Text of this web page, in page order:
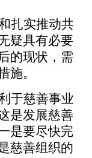
扎实推动共
疑具有必要
的现状，需
。
于慈善事业
是发展慈善
是要尽快完
慈善组织的